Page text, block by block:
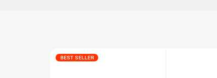
BEST SELLER